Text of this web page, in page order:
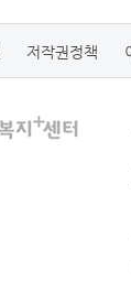
저작권정책